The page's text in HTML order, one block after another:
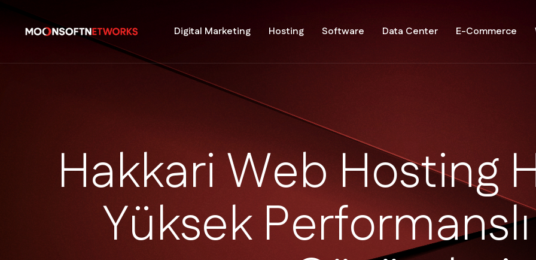
Digital Marketing Hosting Software Data Center E-Commerce
HakkariWebHosting
Yüksek Performanslı